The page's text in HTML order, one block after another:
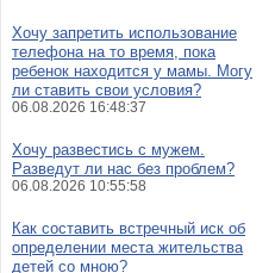
Хочу запретить использование
телефона на то время, пока
ребенок находится у мамы. Могу
ли ставить свои условия?
06.08.2026 16:48:37
Хочу развестись с мужем.
Разведут ли нас без проблем?
06.08.2026 10:55:58
Как составить встречный иск об
определении места жительства
детей со мною?